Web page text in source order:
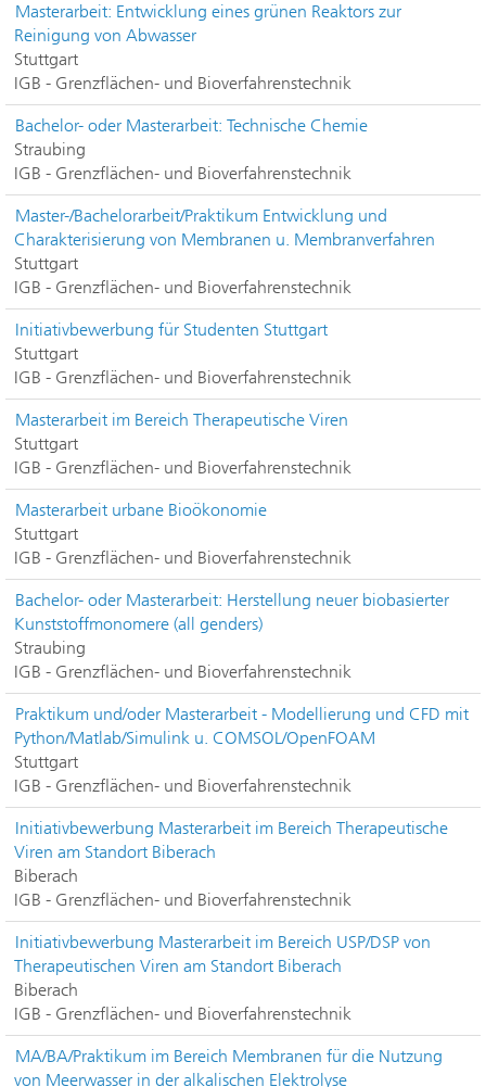
Masterarbeit: Entwicklung eines grünen Reaktors zur
Reinigung von Abwasser
Stuttgart
IGB - Grenzflächen- und Bioverfahrenstechnik
Bachelor- oder Masterarbeit: Technische Chemie
Straubing
IGB - Grenzflächen- und Bioverfahrenstechnik
Master-/Bachelorarbeit/Praktikum Entwicklung und
Charakterisierung von Membranen u. Membranverfahren
Stuttgart
IGB - Grenzflächen- und Bioverfahrenstechnik
Initiativbewerbung für Studenten Stuttgart
Stuttgart
IGB - Grenzflächen- und Bioverfahrenstechnik
Masterarbeit im Bereich Therapeutische Viren
Stuttgart
IGB - Grenzflächen- und Bioverfahrenstechnik
Masterarbeit urbane Bioökonomie
Stuttgart
IGB - Grenzflächen- und Bioverfahrenstechnik
Bachelor- oder Masterarbeit: Herstellung neuer biobasierter
Kunststoffmonomere (all genders)
Straubing
IGB - Grenzflächen- und Bioverfahrenstechnik
Praktikum und/oder Masterarbeit - Modellierung und CFD mit
Python/Matlab/Simulink u. COMSOL/OpenFOAM
Stuttgart
IGB - Grenzflächen- und Bioverfahrenstechnik
Initiativbewerbung Masterarbeit im Bereich Therapeutische
Viren am Standort Biberach
Biberach
IGB - Grenzflächen- und Bioverfahrenstechnik
Initiativbewerbung Masterarbeit im Bereich USP/DSP von
Therapeutischen Viren am Standort Biberach
Biberach
IGB - Grenzflächen- und Bioverfahrenstechnik
MA/BA/Praktikum im Bereich Membranen für die Nutzung
von Meerwasser in der alkalischen Elektrolyse